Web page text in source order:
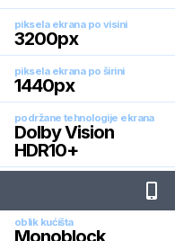
piksela ekrana po visini
3200px
piksela ekrana po širini
1440px
podržane tehnologije ekrana
Dolby Vision
HDR10+
oblik kućišta
Monoblock